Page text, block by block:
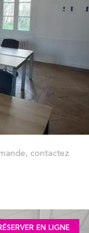
contactez
EN LIGNE